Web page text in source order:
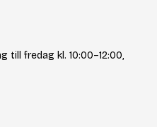
till fredag kl. 10:00–12:00,